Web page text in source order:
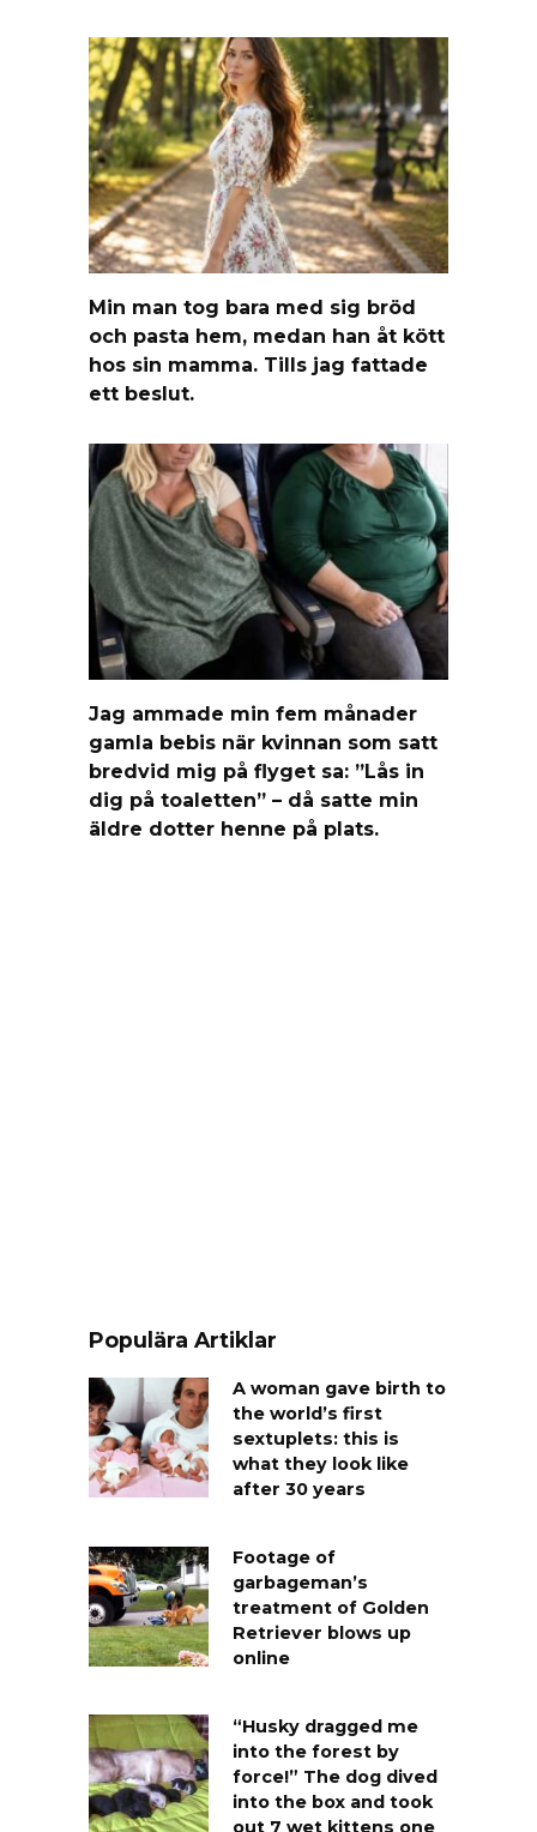
Min man tog bara med sig bröd
och pasta hem, medan han åt kött
hos sin mamma. Tills jag fattade
ett beslut.
Jag ammade min fem månader
gamla bebis när kvinnan som satt
bredvid mig på flyget sa: ”Lås in
dig på toaletten” – då satte min
äldre dotter henne på plats.
Populära Artiklar
A woman gave birth to
the world’s first
sextuplets: this is
what they look like
after 30 years
Footage of
garbageman’s
treatment of Golden
Retriever blows up
online
“Husky dragged me
into the forest by
force!” The dog dived
into the box and took
out 7 wet kittens one